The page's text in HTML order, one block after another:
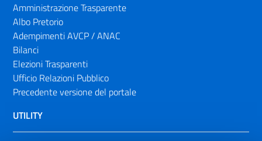
Amministrazione Trasparente
Albo Pretorio
Adempimenti AVCP / ANAC
Bilanci
Elezioni Trasparenti
Ufficio Relazioni Pubblico
Precedente versione del portale
UTILITY